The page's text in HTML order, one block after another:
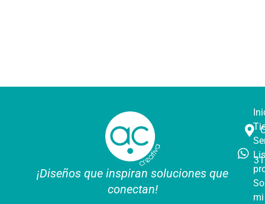
¡Diseños que inspiran soluciones que
conectan!
mi